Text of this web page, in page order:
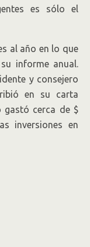
es sólo el
al año en lo que
informe anual.
y consejero
en su carta
gastó cerca de $
inversiones en